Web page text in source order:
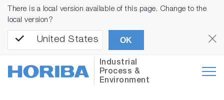
There is a local version available of this page. Change to the
local version?
United States OK
Industrial
Process &
Environment